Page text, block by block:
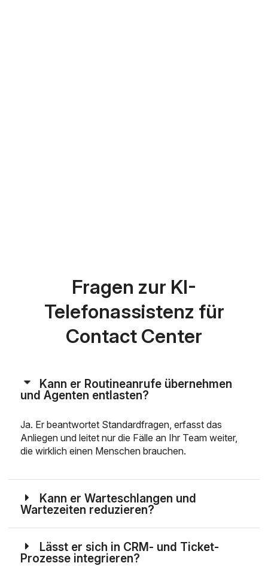
Fragen zur KI-
Telefonassistenz für
Contact Center
Kann er Routineanrufe übernehmen
und Agenten entlasten?
Ja. Er beantwortet Standardfragen, erfasst das
Anliegen und leitet nur die Fälle an Ihr Team weiter,
die wirklich einen Menschen brauchen.
Kann er Warteschlangen und
Wartezeiten reduzieren?
Lässt er sich in CRM- und Ticket-
Prozesse integrieren?